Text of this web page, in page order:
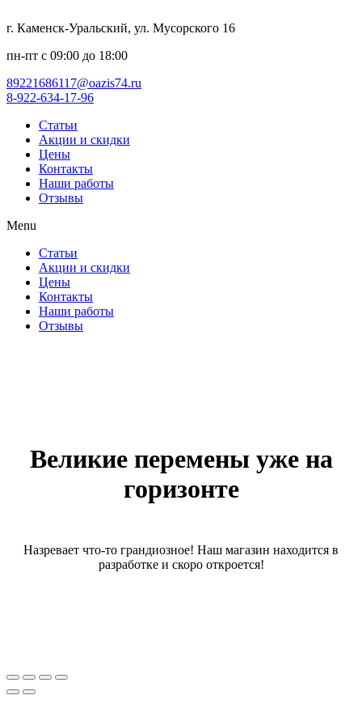
г. Каменск-Уральский, ул. Мусорского 16
пн-пт с 09:00 до 18:00
89221686117@oazis74.ru
8-922-634-17-96
Статьи
Акции и скидки
Цены
Контакты
Наши работы
Отзывы
Menu
Статьи
Акции и скидки
Цены
Контакты
Наши работы
Отзывы
Великие перемены уже на
горизонте
Назревает что-то грандиозное! Наш магазин находится в
разработке и скоро откроется!